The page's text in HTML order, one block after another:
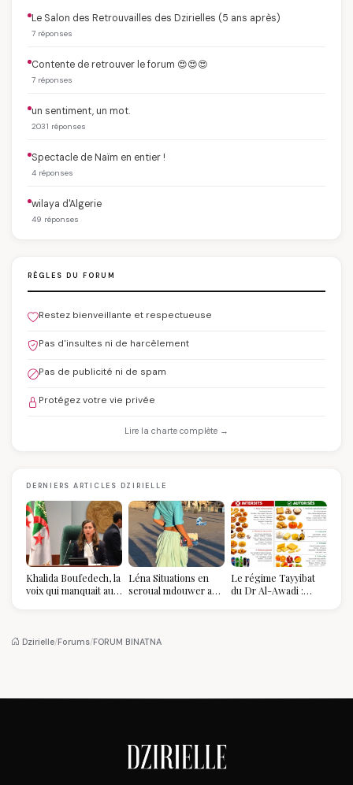
Le Salon des Retrouvailles des Dzirielles (5 ans après)
7 réponses
Contente de retrouver le forum 😍😍😍
7 réponses
un sentiment, un mot.
2031 réponses
Spectacle de Naïm en entier !
4 réponses
wilaya d'Algerie
49 réponses
RÈGLES DU FORUM
Restez bienveillante et respectueuse
Pas d'insultes ni de harcèlement
Pas de publicité ni de spam
Protégez votre vie privée
Lire la charte complète →
DERNIERS ARTICLES DZIRIELLE
Khalida Boufedech, la
voix qui manquait au
Léna Situations en
seroual mdouwer au
pièce mode de l'été
Le régime Tayyibat
du Dr Al-Awadi :
Dzirielle/Forums/FORUM BINATNA